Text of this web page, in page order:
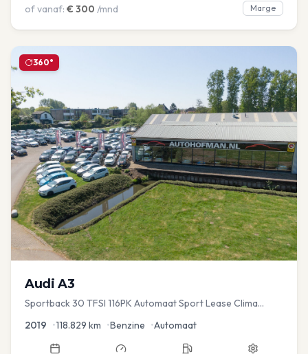
of vanaf: € 300 /mnd Marge
360°
Audi A3
Sportback 30 TFSI 116PK Automaat Sport Lease Clima
2019 •118.829 km •Benzine •Automaat